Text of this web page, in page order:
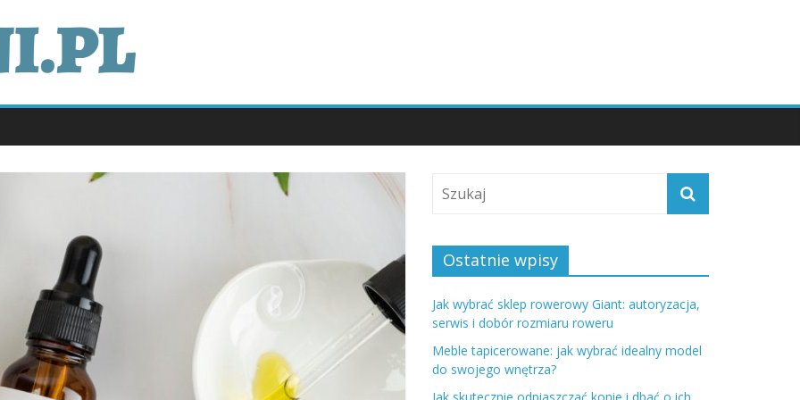
Ostatnie wpisy
Jak wybrać sklep rowerowy Giant: autoryzacja,
serwis i dobór rozmiaru roweru
Meble tapicerowane: jak wybrać idealny model
do swojego wnętrza?